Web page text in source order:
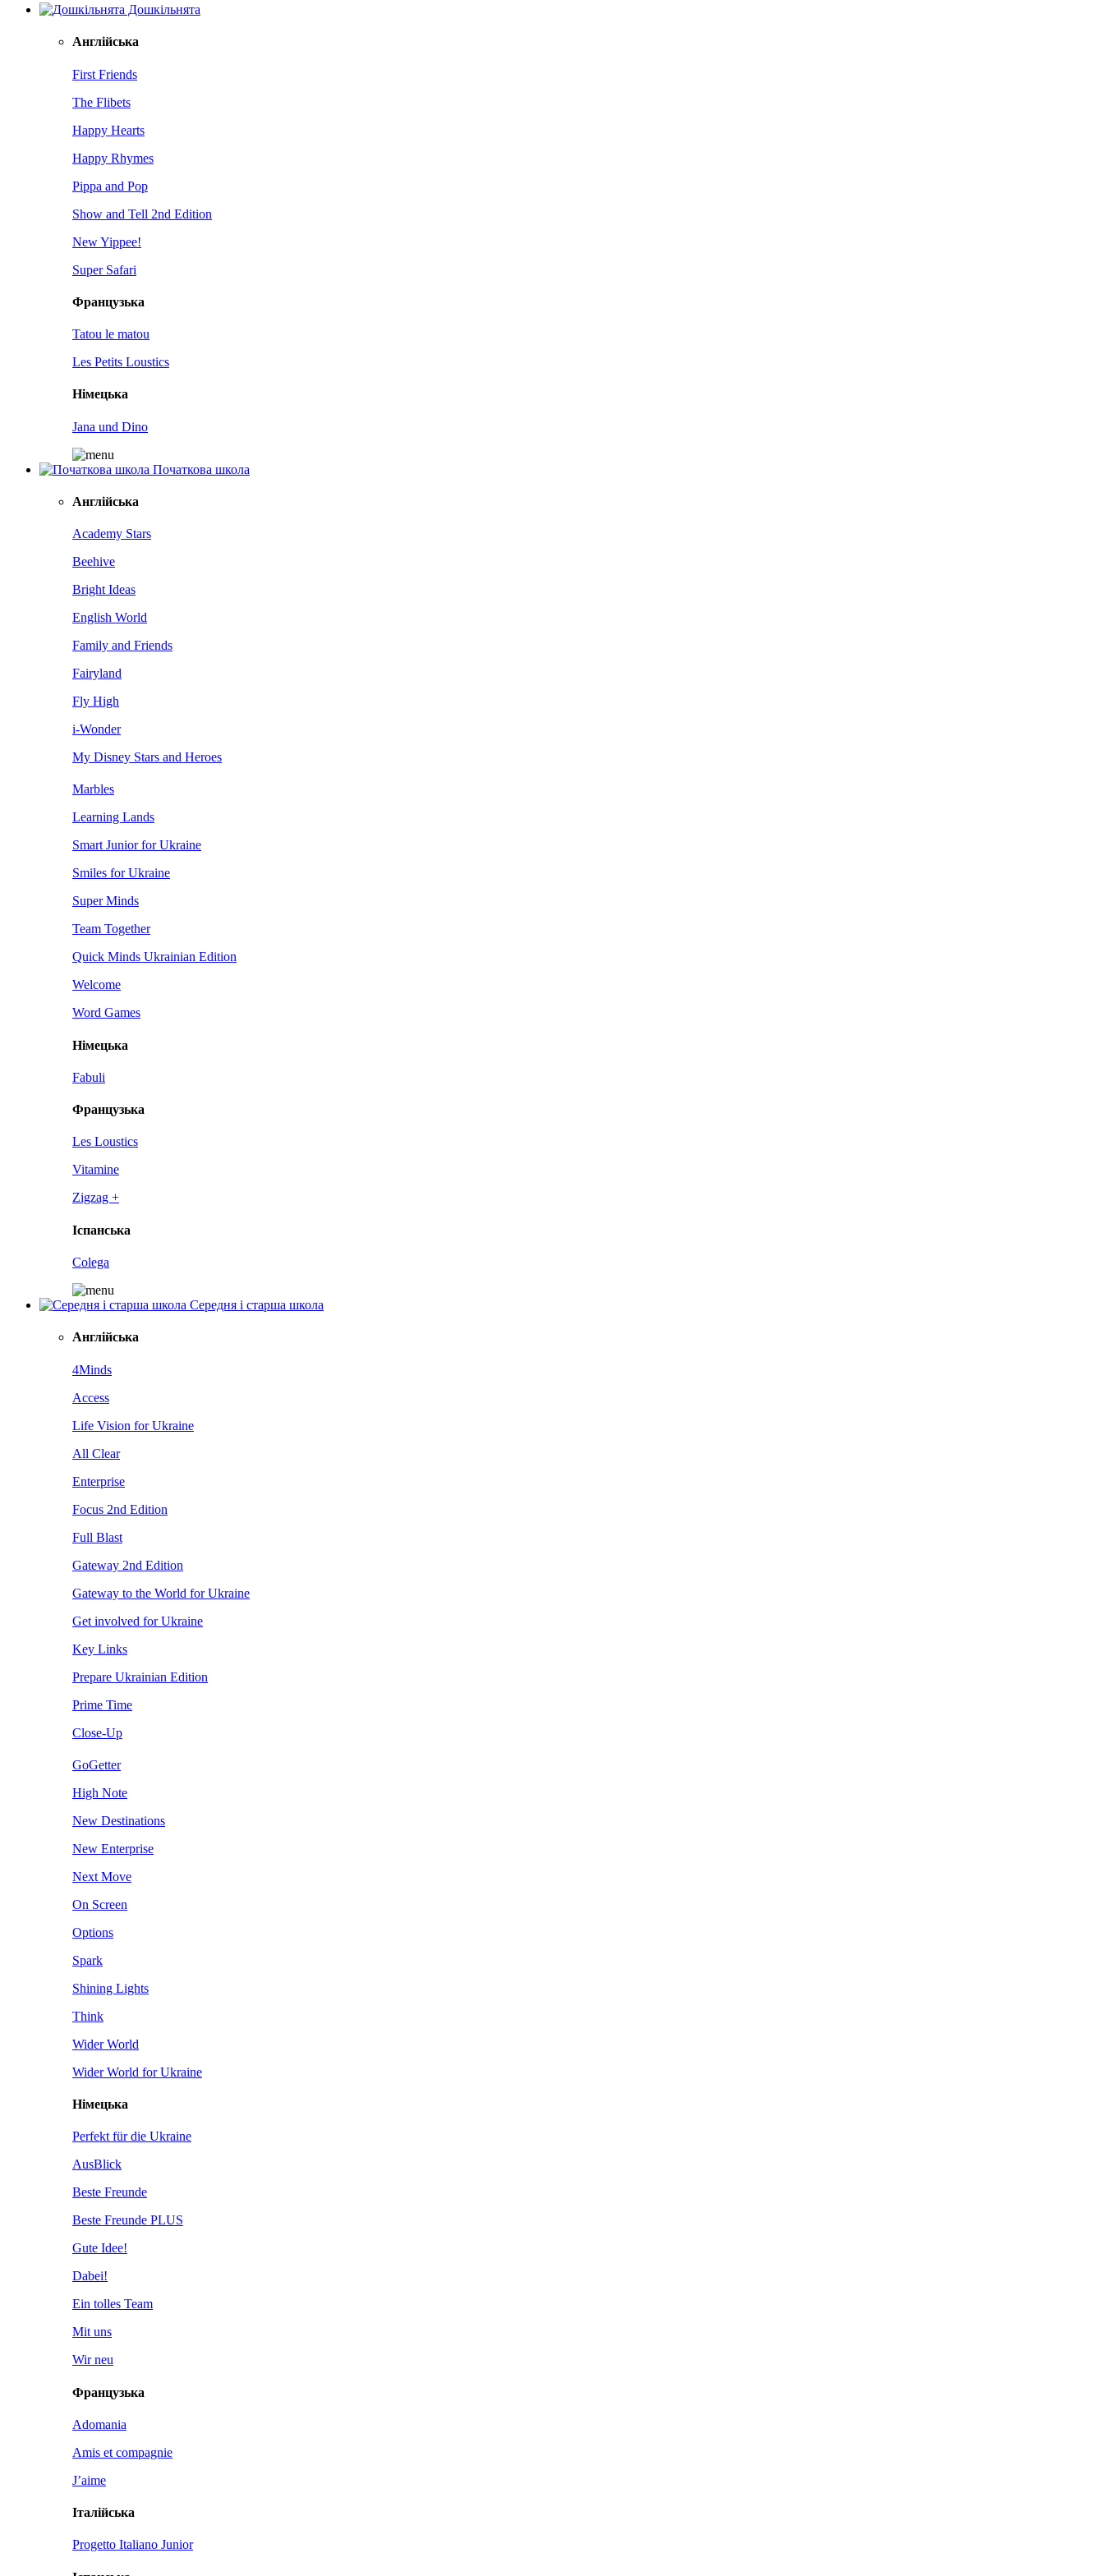
Дошкільнята
Англійська
First Friends
The Flibets
Happy Hearts
Happy Rhymes
Pippa and Pop
Show and Tell 2nd Edition
New Yippee!
Super Safari
Французька
Tatou le matou
Les Petits Loustics
Німецька
Jana und Dino
Початкова школа
Англійська
Academy Stars
Beehive
Bright Ideas
English World
Family and Friends
Fairyland
Fly High
i-Wonder
My Disney Stars and Heroes
Marbles
Learning Lands
Smart Junior for Ukraine
Smiles for Ukraine
Super Minds
Team Together
Quick Minds Ukrainian Edition
Welcome
Word Games
Німецька
Fabuli
Французька
Les Loustics
Vitamine
Zigzag +
Іспанська
Colega
Середня і старша школа
Англійська
4Minds
Access
Life Vision for Ukraine
All Clear
Enterprise
Focus 2nd Edition
Full Blast
Gateway 2nd Edition
Gateway to the World for Ukraine
Get involved for Ukraine
Key Links
Prepare Ukrainian Edition
Prime Time
Close-Up
GoGetter
High Note
New Destinations
New Enterprise
Next Move
On Screen
Options
Spark
Shining Lights
Think
Wider World
Wider World for Ukraine
Німецька
Perfekt für die Ukraine
AusBlick
Beste Freunde
Beste Freunde PLUS
Gute Idee!
Dabei!
Ein tolles Team
Mit uns
Wir neu
Французька
Adomania
Amis et compagnie
J’aime
Італійська
Progetto Italiano Junior